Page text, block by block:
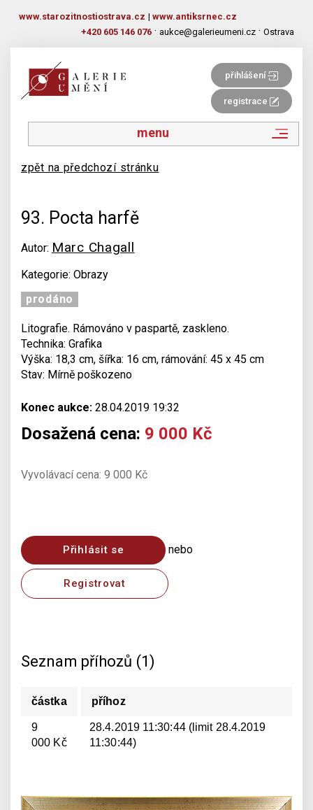
www.starozitnostiostrava.cz | www.antiksrnec.cz
+420 605 146 076 · aukce@galerieumeni.cz · Ostrava
přihlášení
registrace
menu
zpět na předchozí stránku
93. Pocta harfě
Autor: Marc Chagall
Kategorie: Obrazy
prodáno
Litografie. Rámováno v paspartě, zaskleno.
Technika: Grafika
Výška: 18,3 cm, šířka: 16 cm, rámování: 45 x 45 cm
Stav: Mírně poškozeno
Konec aukce: 28.04.2019 19:32
Dosažená cena: 9 000 Kč
Vyvolávací cena: 9 000 Kč
Přihlásit se nebo
Registrovat
Seznam příhozů (1)
částka příhoz
9
000 Kč
28.4.2019 11:30:44 (limit 28.4.2019
11:30:44)